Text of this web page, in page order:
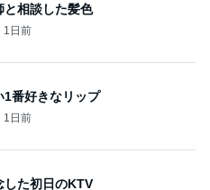
と相談した髪色
1日前
1番好きなリップ
1日前
した初日のKTV